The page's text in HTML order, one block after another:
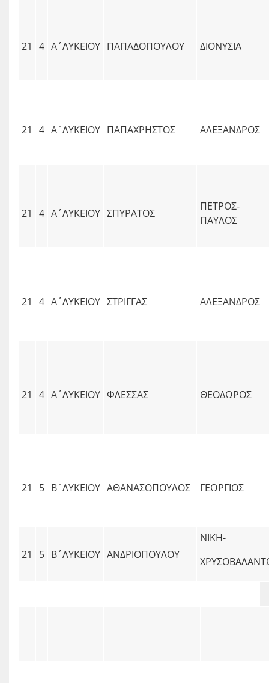
21 4 Α΄ΛΥΚΕΙΟΥ ΠΑΠΑΔΟΠΟΥΛΟΥ ΔΙΟΝΥΣΙΑ
21 4 Α΄ΛΥΚΕΙΟΥ ΠΑΠΑΧΡΗΣΤΟΣ ΑΛΕΞΑΝΔΡΟΣ
21 4 Α΄ΛΥΚΕΙΟΥ ΣΠΥΡΑΤΟΣ
ΠΕΤΡΟΣ-
ΠΑΥΛΟΣ
21 4 Α΄ΛΥΚΕΙΟΥ ΣΤΡΙΓΓΑΣ ΑΛΕΞΑΝΔΡΟΣ
21 4 Α΄ΛΥΚΕΙΟΥ ΦΛΕΣΣΑΣ ΘΕΟΔΩΡΟΣ
21 5 Β΄ΛΥΚΕΙΟΥ ΑΘΑΝΑΣΟΠΟΥΛΟΣ ΓΕΩΡΓΙΟΣ
21 5 Β΄ΛΥΚΕΙΟΥ ΑΝΔΡΙΟΠΟΥΛΟΥ
ΝΙΚΗ-